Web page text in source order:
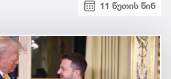
11 წუთის წინ